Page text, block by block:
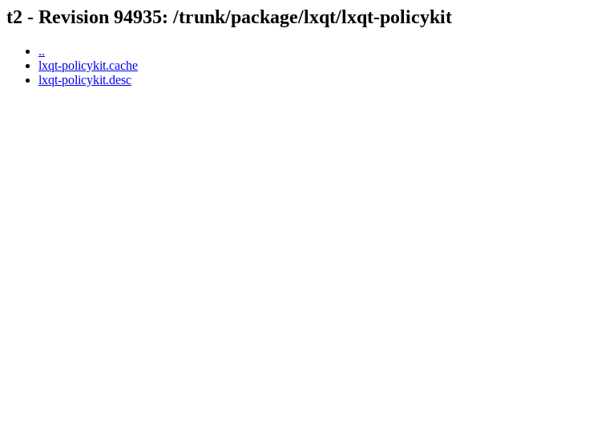
t2 - Revision 94935: /trunk/package/lxqt/lxqt-policykit
..
lxqt-policykit.cache
lxqt-policykit.desc